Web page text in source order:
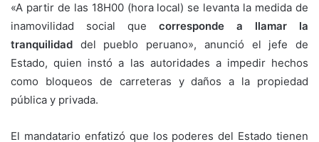
«A partir de las 18H00 (hora local) se levanta la medida de
inamovilidad social que corresponde a llamar la
tranquilidad del pueblo peruano», anunció el jefe de
Estado, quien instó a las autoridades a impedir hechos
como bloqueos de carreteras y daños a la propiedad
pública y privada.
El mandatario enfatizó que los poderes del Estado tienen